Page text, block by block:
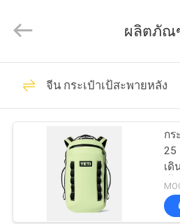
บ้าน
สินค้า
กับ
Group
Limited.
Reserved.
กรณีฮาร์ด
ผลิตภัณ
จีน กระเป๋าเป้สะพายหลัง
กร
25
เดิ
ขึ้น
แ